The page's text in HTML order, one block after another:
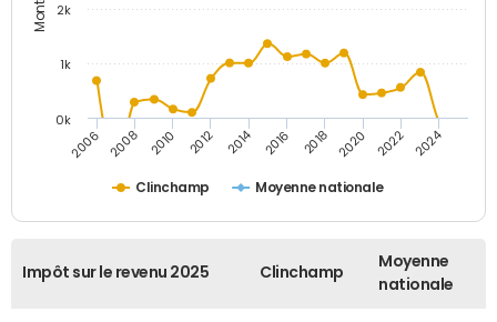
Clinchamp Moyenne nationale
2006 2008 2010 2012 2014 2016 2018 2020 2022 2024
0k
1k
2k
Impôt sur le revenu 2025 Clinchamp
Moyenne
nationale